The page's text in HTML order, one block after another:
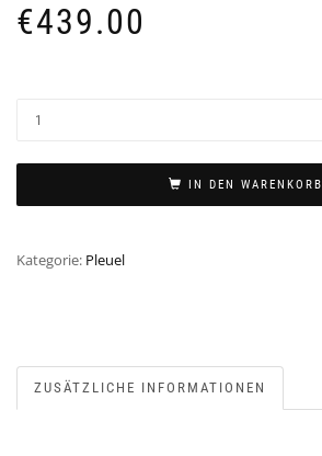
€439.00
IN DEN WARENKORB
Kategorie: Pleuel
ZUSÄTZLICHE INFORMATIONEN